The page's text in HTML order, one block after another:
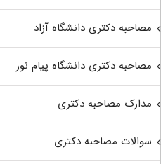
مصاحبه دکتری دانشگاه آزاد
مصاحبه دکتری دانشگاه پیام نور
مدارک مصاحبه دکتری
سوالات مصاحبه دکتری